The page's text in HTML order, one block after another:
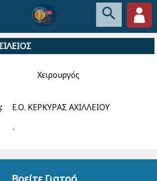
Χειρουργός
Ε.Ο. ΚΕΡΚΥΡΑΣ ΑΧΙΛΛΕΙΟΥ
-